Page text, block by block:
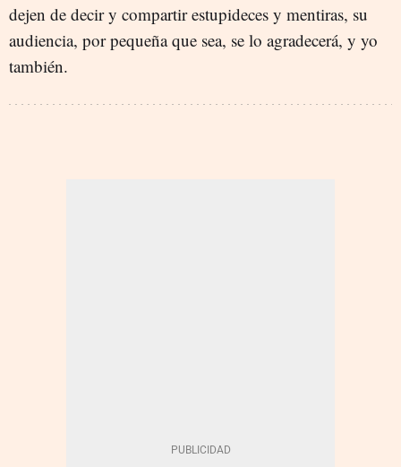
dejen de decir y compartir estupideces y mentiras, su
audiencia, por pequeña que sea, se lo agradecerá, y yo
también.